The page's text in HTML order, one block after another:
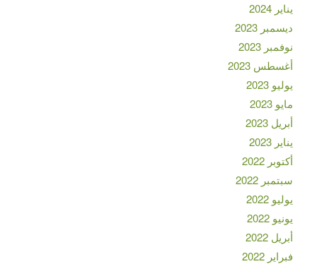
يناير 2024
ديسمبر 2023
نوفمبر 2023
أغسطس 2023
يوليو 2023
مايو 2023
أبريل 2023
يناير 2023
أكتوبر 2022
سبتمبر 2022
يوليو 2022
يونيو 2022
أبريل 2022
فبراير 2022